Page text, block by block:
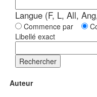
Langue (F, L, All,
Commence par
Libellé exact
Rechercher